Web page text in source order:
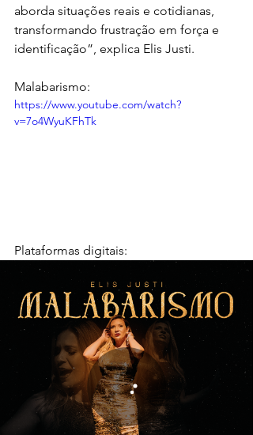
aborda situações reais e cotidianas,
transformando frustração em força e
identificação”, explica Elis Justi.
Malabarismo:
https://www.youtube.com/watch?
v=7o4WyuKFhTk
Plataformas digitais: